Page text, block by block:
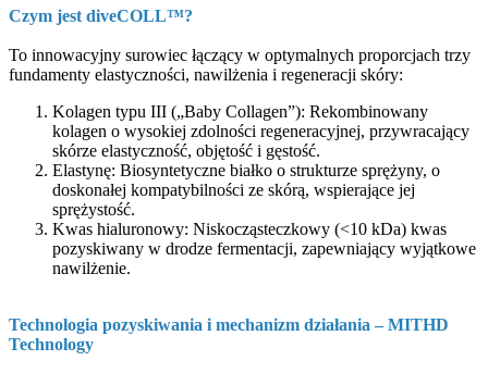
Czym jest diveCOLL™?
To innowacyjny surowiec łączący w optymalnych proporcjach trzy
fundamenty elastyczności, nawilżenia i regeneracji skóry:
Kolagen typu III („Baby Collagen”): Rekombinowany
kolagen o wysokiej zdolności regeneracyjnej, przywracający
skórze elastyczność, objętość i gęstość.
Elastynę: Biosyntetyczne białko o strukturze sprężyny, o
doskonałej kompatybilności ze skórą, wspierające jej
sprężystość.
Kwas hialuronowy: Niskocząsteczkowy (<10 kDa) kwas
pozyskiwany w drodze fermentacji, zapewniający wyjątkowe
nawilżenie.
Technologia pozyskiwania i mechanizm działania – MITHD
Technology